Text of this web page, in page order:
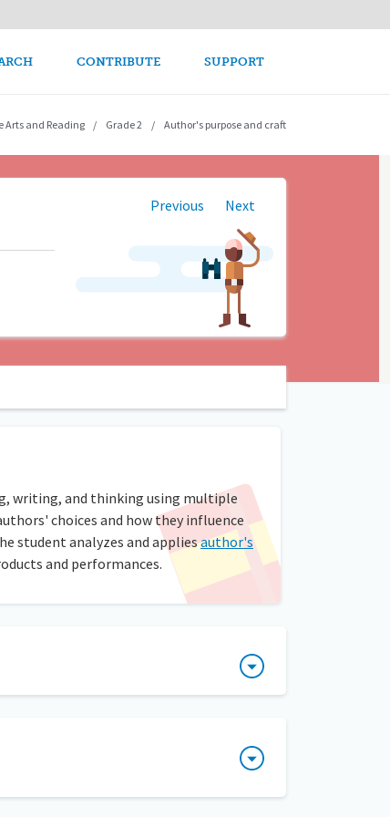
CONTRIBUTE SUPPORT
Arts and Reading Grade 2 Author's purpose and craft
Previous Next
writing, and thinking using multiple
choices and how they influence
student analyzes and appliesauthor's
and performances.
estudiantes deben poder identificar si